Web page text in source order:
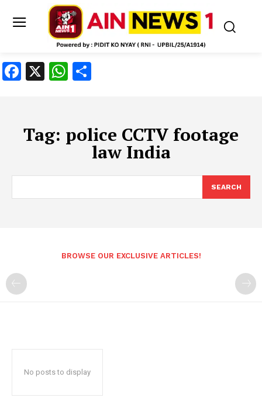
Facebook
X WhatsApp
Tag: police CCTV footage
law India
SEARCH
BROWSE OUR EXCLUSIVE ARTICLES!
No posts to display